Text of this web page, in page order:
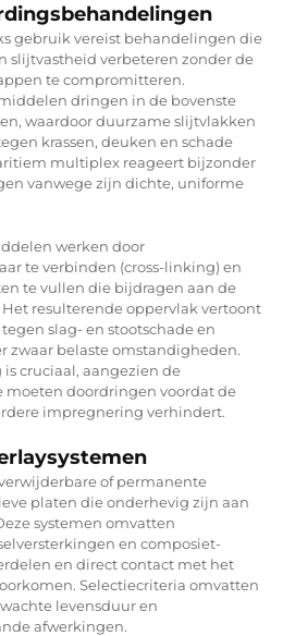
gebruik vereist behandelingen die
slijtvastheid verbeteren zonder de
te compromitteren.
dringen in de bovenste
waardoor duurzame slijtvlakken
krassen, deuken en schade
multiplex reageert bijzonder
vanwege zijn dichte, uniforme
werken door
te verbinden (cross-linking) en
te vullen die bijdragen aan de
resulterende oppervlak vertoont
slag- en stootschade en
zwaar belaste omstandigheden.
cruciaal, aangezien de
doordringen voordat de
impregnering verhindert.
of permanente
platen die onderhevig zijn aan
systemen omvatten
en composiet-
en direct contact met het
Selectiecriteria omvatten
levensduur en
afwerkingen.